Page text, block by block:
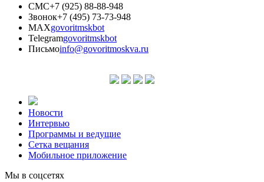
СМС+7 (925) 88-88-948
Звонок+7 (495) 73-73-948
MAXgovoritmskbot
Telegramgovoritmskbot
Письмоinfo@govoritmoskva.ru
Новости
Интервью
Программы и ведущие
Сетка вещания
Мобильное приложение
Мы в соцсетях